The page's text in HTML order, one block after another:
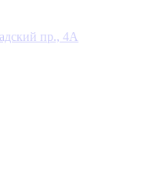
пр., 4А